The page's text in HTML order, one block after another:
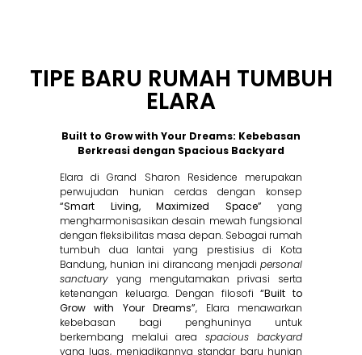
TIPE BARU RUMAH TUMBUH
ELARA
Built to Grow with Your Dreams: Kebebasan
Berkreasi dengan Spacious Backyard
Elara di Grand Sharon Residence merupakan
perwujudan hunian cerdas dengan konsep
“Smart Living, Maximized Space” yang
mengharmonisasikan desain mewah fungsional
dengan fleksibilitas masa depan. Sebagai rumah
tumbuh dua lantai yang prestisius di Kota
Bandung, hunian ini dirancang menjadi personal
sanctuary yang mengutamakan privasi serta
ketenangan keluarga. Dengan filosofi“Built to
Grow with Your Dreams”, Elara menawarkan
kebebasan bagi penghuninya untuk
berkembang melalui area spacious backyard
yang luas, menjadikannya standar baru hunian